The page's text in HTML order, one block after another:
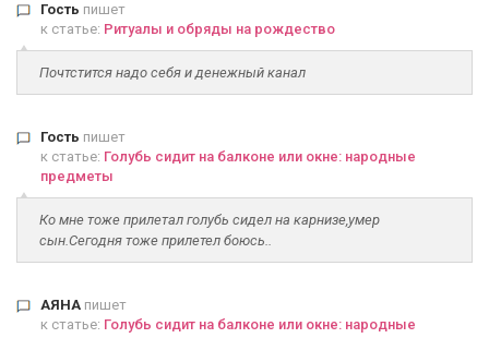
Гость пишет
к статье: Ритуалы и обряды на рождество
Почтстится надо себя и денежный канал
Гость пишет
к статье: Голубь сидит на балконе или окне: народные
предметы
Ко мне тоже прилетал голубь сидел на карнизе,умер
сын.Сегодня тоже прилетел боюсь..
АЯНА пишет
к статье: Голубь сидит на балконе или окне: народные